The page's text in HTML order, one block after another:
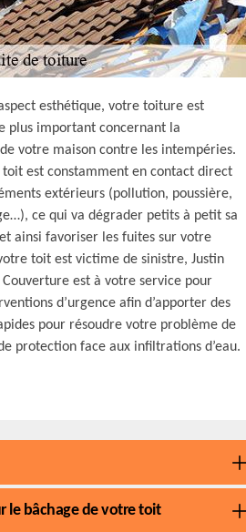
esthétique, votre toiture est
plus important concernant la
votre maison contre les intempéries.
toit est constamment en contact direct
extérieurs (pollution, poussière,
ce qui va dégrader petits à petit sa
ainsi favoriser les fuites sur votre
toit est victime de sinistre, Justin
est à votre service pour
d’urgence afin d’apporter des
pour résoudre votre problème de
protection face aux infiltrations d’eau.
le bâchage de votre toit